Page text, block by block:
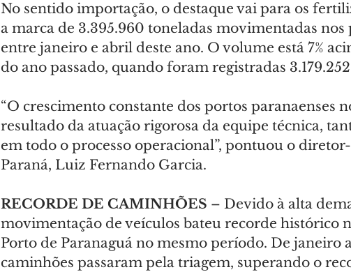
No sentido importação, o destaque vai para os
a marca de 3.395.960 toneladas movimentadas nos
entre janeiro e abril deste ano. O volume está 7%
do ano passado, quando foram registradas
“O crescimento constante dos portos paranaenses
resultado da atuação rigorosa da equipe técnica,
em todo o processo operacional”, pontuou o
Paraná, Luiz Fernando Garcia.
RECORDE DE CAMINHÕES – Devido à alta
movimentação de veículos bateu recorde histórico
Porto de Paranaguá no mesmo período. De janeiro
caminhões passaram pela triagem, superando o